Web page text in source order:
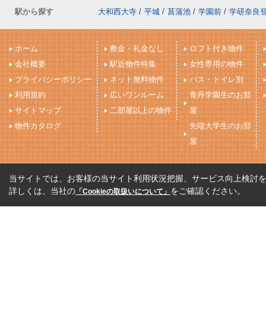
駅から探す
大和西大寺 / 平城 / 菖蒲池 / 学園前 / 学研奈良
ホーム
会社概要
プライバシーポリシー
利用規約
サイトマップ
物件カタログ
敷金・礼金なし
駅近物件特集
ネット無料物件
広いワンルーム
二部屋以上の物件
ロフト付き物件
女性専用の物件
バス・トイレ別
青丹学園生のお部
屋
先端大学生のお部
屋
当サイトでは、お客様の当サイト利用状況把握、サービス向上検討
詳しくは、当社の 「Cookieの取扱いについて」 をご確認ください。